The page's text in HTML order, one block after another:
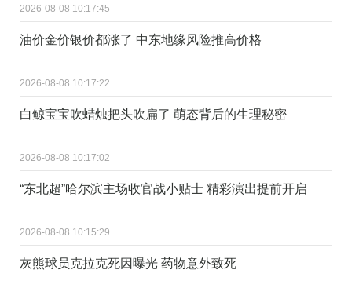
2026-08-08 10:17:45
油价金价银价都涨了 中东地缘风险推高价格
2026-08-08 10:17:22
白鲸宝宝吹蜡烛把头吹扁了 萌态背后的生理秘密
2026-08-08 10:17:02
“东北超”哈尔滨主场收官战小贴士 精彩演出提前开启
2026-08-08 10:15:29
灰熊球员克拉克死因曝光 药物意外致死